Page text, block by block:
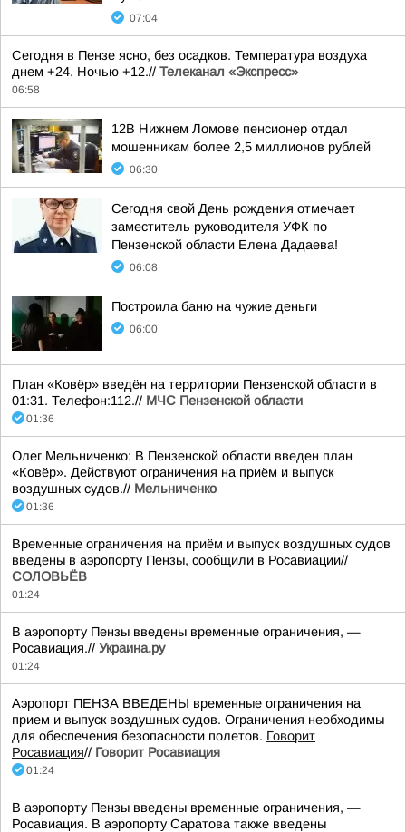
07:04
Сегодня в Пензе ясно, без осадков. Температура воздуха
днем +24. Ночью +12.// Телеканал «Экспресс»
06:58
12В Нижнем Ломове пенсионер отдал
мошенникам более 2,5 миллионов рублей
06:30
Сегодня свой День рождения отмечает
заместитель руководителя УФК по
Пензенской области Елена Дадаева!
06:08
Построила баню на чужие деньги
06:00
План «Ковёр» введён на территории Пензенской области в
01:31. Телефон:112.// МЧС Пензенской области
01:36
Олег Мельниченко: В Пензенской области введен план
«Ковёр». Действуют ограничения на приём и выпуск
воздушных судов.// Мельниченко
01:36
Временные ограничения на приём и выпуск воздушных судов
введены в аэропорту Пензы, сообщили в Росавиации//
СОЛОВЬЁВ
01:24
В аэропорту Пензы введены временные ограничения, —
Росавиация.// Украина.ру
01:24
Аэропорт ПЕНЗА ВВЕДЕНЫ временные ограничения на
прием и выпуск воздушных судов. Ограничения необходимы
для обеспечения безопасности полетов. Говорит
Росавиация// Говорит Росавиация
01:24
В аэропорту Пензы введены временные ограничения, —
Росавиация. В аэропорту Саратова также введены